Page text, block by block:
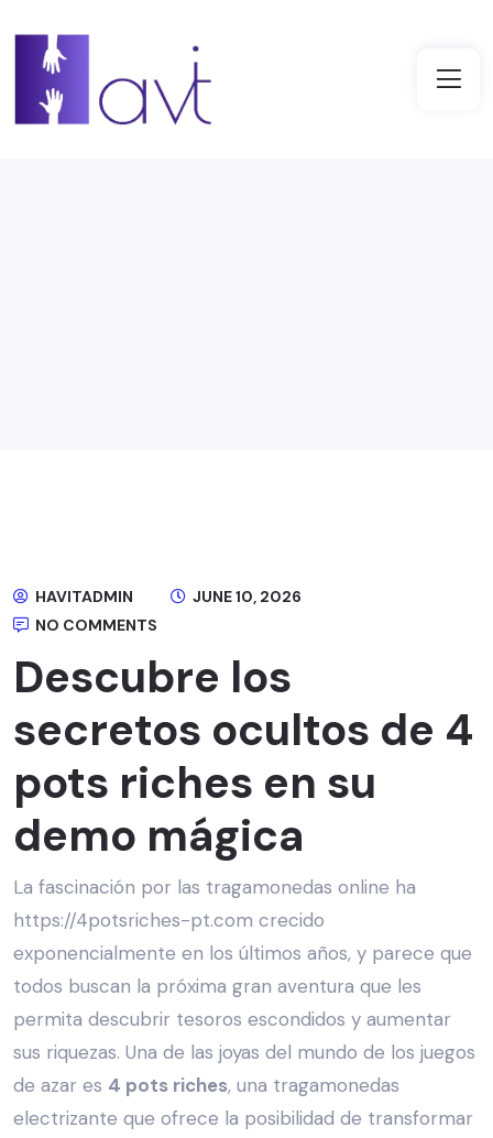
HAVITADMIN
JUNE 10, 2026
NO COMMENTS
Descubre los
secretos ocultos de 4
pots riches en su
demo mágica
La fascinación por las tragamonedas online ha
https://4potsriches-pt.com crecido
exponencialmente en los últimos años, y parece que
todos buscan la próxima gran aventura que les
permita descubrir tesoros escondidos y aumentar
sus riquezas. Una de las joyas del mundo de los juegos
de azar es 4 pots riches, una tragamonedas
electrizante que ofrece la posibilidad de transformar